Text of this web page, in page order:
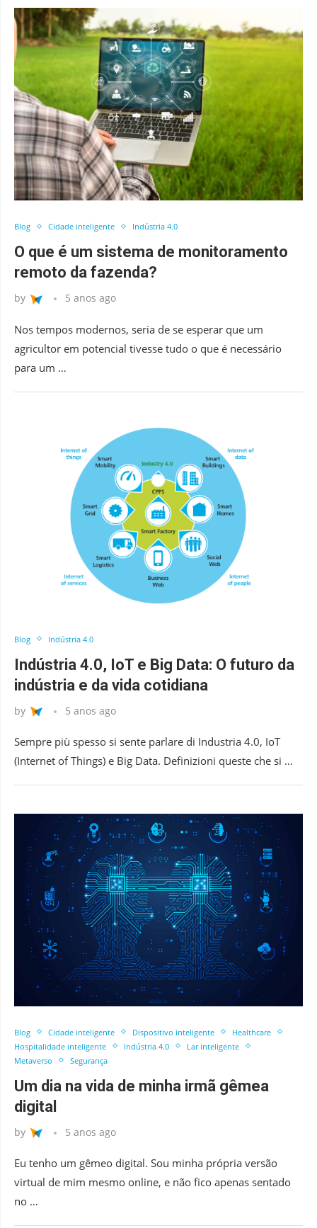
Blog Cidade inteligente Indústria 4.0
O que é um sistema de monitoramento
remoto da fazenda?
by 5 anos ago
Nos tempos modernos, seria de se esperar que um
agricultor em potencial tivesse tudo o que é necessário
para um …
Blog Indústria 4.0
Indústria 4.0, IoT e Big Data: O futuro da
indústria e da vida cotidiana
by 5 anos ago
Sempre più spesso si sente parlare di Industria 4.0, IoT
(Internet of Things) e Big Data. Definizioni queste che si …
Blog Cidade inteligente Dispositivo inteligente
Healthcare
Hospitalidade inteligente
Indústria 4.0
Lar inteligente
Metaverso
Segurança
Um dia na vida de minha irmã gêmea
digital
by 5 anos ago
Eu tenho um gêmeo digital. Sou minha própria versão
virtual de mim mesmo online, e não fico apenas sentado
no …